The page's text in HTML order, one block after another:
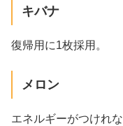
キバナ
復帰用に1枚採用。
メロン
エネルギーがつけれ